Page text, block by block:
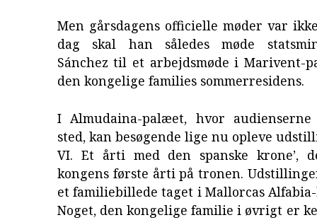
Men gårsdagens officielle møder var
dag skal han således møde
Sánchez til et arbejdsmøde i Marivent-
den kongelige families sommerresidens.
I Almudaina-palæet, hvor
sted, kan besøgende lige nu opleve
VI. Et årti med den spanske krone’,
kongens første årti på tronen.
et familiebillede taget i Mallorcas
Noget, den kongelige familie i øvrigt er